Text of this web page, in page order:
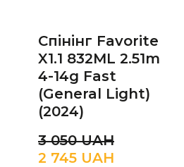
Спінінг Favorite
X1.1 832ML 2.51m
4-14g Fast
(General Light)
(2024)
3 050 UAН
2 745 UAН